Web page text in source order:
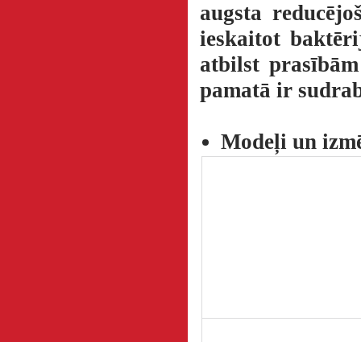
augsta
ieskaitot
atbilst
pamatā ir
Modeļi un